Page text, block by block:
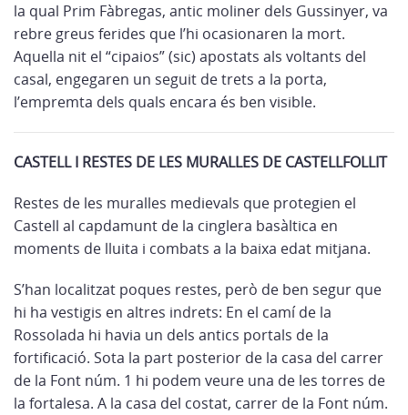
la qual Prim Fàbregas, antic moliner dels Gussinyer, va
rebre greus ferides que l’hi ocasionaren la mort.
Aquella nit el “cipaios” (sic) apostats als voltants del
casal, engegaren un seguit de trets a la porta,
l’empremta dels quals encara és ben visible.
CASTELL I RESTES DE LES MURALLES DE CASTELLFOLLIT
Restes de les muralles medievals que protegien el
Castell al capdamunt de la cinglera basàltica en
moments de lluita i combats a la baixa edat mitjana.
S’han localitzat poques restes, però de ben segur que
hi ha vestigis en altres indrets: En el camí de la
Rossolada hi havia un dels antics portals de la
fortificació. Sota la part posterior de la casa del carrer
de la Font núm. 1 hi podem veure una de les torres de
la fortalesa. A la casa del costat, carrer de la Font núm.